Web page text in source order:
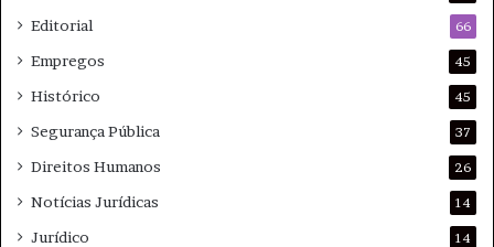
Editorial 66
Empregos 45
Histórico 45
Segurança Pública 37
Direitos Humanos 26
Notícias Jurídicas 14
Jurídico 14